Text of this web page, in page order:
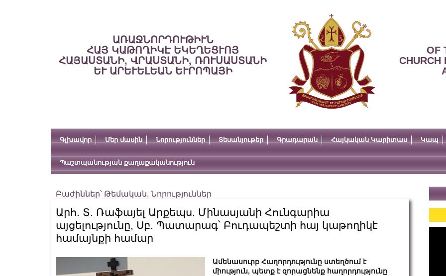
ԱՌԱՋՆՈՐԴՈՒԹԻՒՆ
ՀԱՅ ԿԱԹՈՂԻԿԷ ԵԿԵՂԵՑՒՈՅ
ՀԱՅԱՍՏԱՆԻ, ՎՐԱՍՏԱՆԻ, ՌՈՒՍԱՍՏԱՆԻ
ԵՒ ԱՐԵՒԵԼԵԱՆ ԵՒՐՈՊԱՅԻ
OF
CHURCH
Գլխավոր Մեր մասին Նորություններ Տեսանյութեր Գրադարան Հայկական Կարիտաս Կապ
Պաշտպանության քաղաքականություն
Բաժիններ՝ Թեմական, Նորություններ
Արհ. Տ. Ռաֆայել Արքեպս. Մինասյանի Հունգարիա
այցելությունը, Սբ. Պատարագ՝ Բուդապեշտի հայ կաթողիկէ
համայնքի համար
Ամենասուրբ Հաղորդությունը ստեղծում է
միություն, պետք է զորացնենք հաղորդությունը